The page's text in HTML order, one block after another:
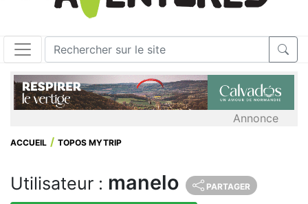
Annonce
ACCUEIL TOPOS MYTRIP
Utilisateur : manelo PARTAGER